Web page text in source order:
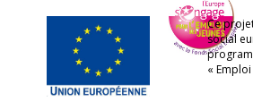
Ce
social
«